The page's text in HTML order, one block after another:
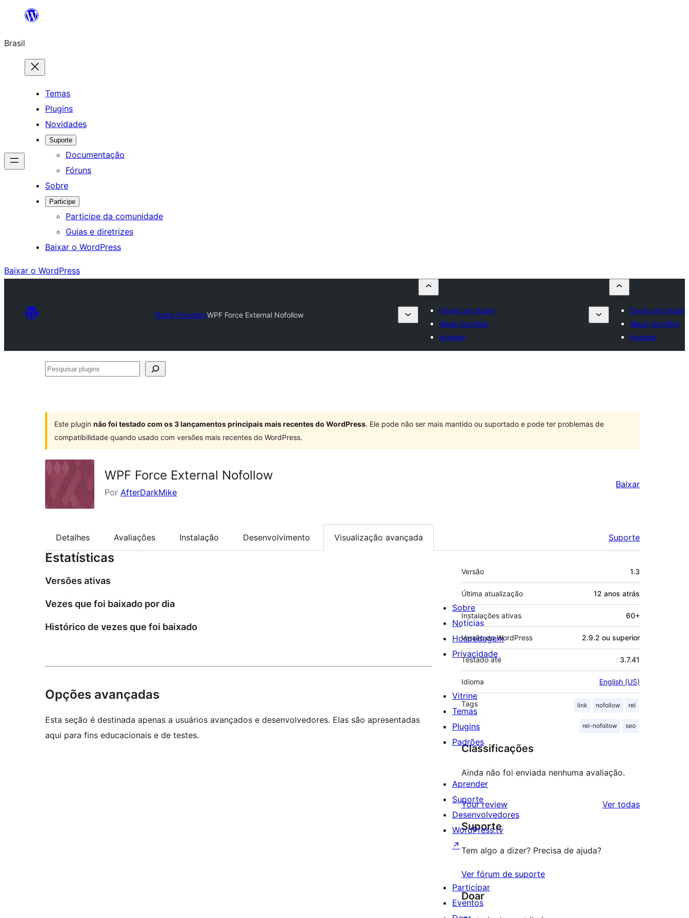
o
conteúdo
Brasil
Temas
Plugins
Novidades
Suporte
Documentação
Fóruns
Sobre
Participe
Participe da comunidade
Guias e diretrizes
Baixar o WordPress
Baixar o WordPress
Plugin DirectoryWPF Force External Nofollow
Enviar um plugin
Meus favoritos
Acessar
Enviar um plugin
Meus favoritos
Acessar
Pesquisar
Este plugin não foi testado com os 3 lançamentos principais mais recentes do WordPress. Ele pode não ser mais mantido ou suportado e pode ter problemas de
compatibilidade quando usado com versões mais recentes do WordPress.
WPF Force External Nofollow
Por AfterDarkMike
Baixar
Detalhes Avaliações Instalação Desenvolvimento Visualização avançada Suporte
Estatísticas
Versões ativas
Vezes que foi baixado por dia
Histórico de vezes que foi baixado
Opções avançadas
Esta seção é destinada apenas a usuários avançados e desenvolvedores. Elas são apresentadas
aqui para fins educacionais e de testes.
Meta
Versão 1.3
Última atualização 12 anos atrás
Instalações ativas 60+
Versão do WordPress 2.9.2 ou superior
Testado até 3.7.41
Idioma English (US)
Tags link nofollow rel
rel-nofollow seo
Classificações
Ainda não foi enviada nenhuma avaliação.
Your review Ver todasavaliações
Suporte
Tem algo a dizer? Precisa de ajuda?
Ver fórum de suporte
Doar
Sobre
Notícias
Hospedagem
Privacidade
Vitrine
Temas
Plugins
Padrões
Aprender
Suporte
Desenvolvedores
WordPress.tv
↗
Participar
Eventos